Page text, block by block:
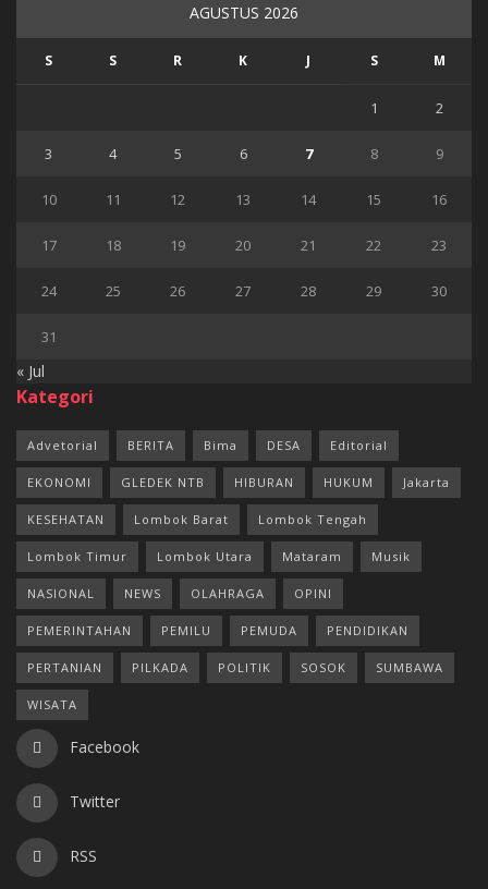
AGUSTUS 2026
S S R K J S M
1 2
3 4 5 6 7 8 9
10 11 12 13 14 15 16
17 18 19 20 21 22 23
24 25 26 27 28 29 30
31
« Jul
Kategori
Advetorial BERITA Bima DESA Editorial
EKONOMI GLEDEK NTB HIBURAN HUKUM Jakarta
KESEHATAN Lombok Barat Lombok Tengah
Lombok Timur Lombok Utara Mataram Musik
NASIONAL NEWS OLAHRAGA OPINI
PEMERINTAHAN PEMILU PEMUDA PENDIDIKAN
PERTANIAN PILKADA POLITIK SOSOK SUMBAWA
WISATA
Facebook
Twitter
RSS